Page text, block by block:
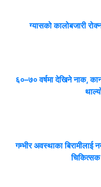
ग्यासको कालोबजारी
६०–७० वर्षमा देखिने नाक,
गम्भीर अवस्थाका बिरामीलाई
चिकित्सक